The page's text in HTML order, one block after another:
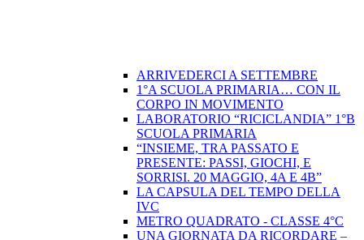
ARRIVEDERCI A SETTEMBRE
1°A SCUOLA PRIMARIA… CON IL
CORPO IN MOVIMENTO
LABORATORIO “RICICLANDIA” 1°B
SCUOLA PRIMARIA
“INSIEME, TRA PASSATO E
PRESENTE: PASSI, GIOCHI, E
SORRISI. 20 MAGGIO, 4A E 4B”
LA CAPSULA DEL TEMPO DELLA
IVC
METRO QUADRATO - CLASSE 4°C
UNA GIORNATA DA RICORDARE –